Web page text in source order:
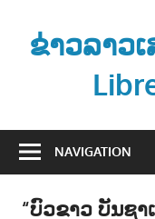
contentຂ່າວລາວ
າ
NAVIGATION
“ບົວຂາວ ບັນຊາ